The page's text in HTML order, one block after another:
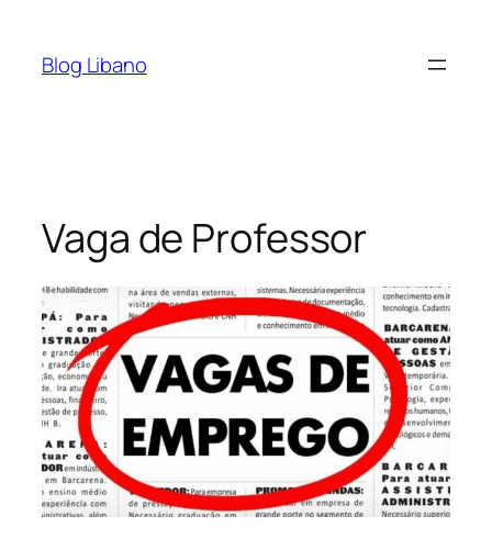
Blog Libano
Vaga de Professor